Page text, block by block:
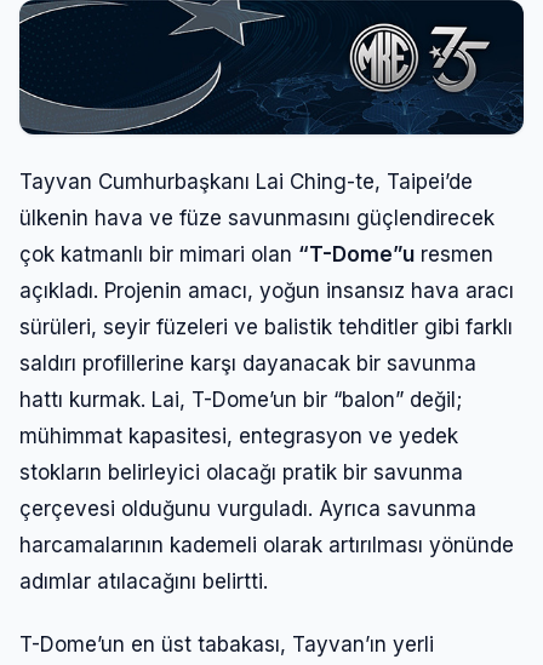
Tayvan Cumhurbaşkanı Lai Ching-te, Taipei’de
ülkenin hava ve füze savunmasını güçlendirecek
çok katmanlı bir mimari olan “T-Dome”u resmen
açıkladı. Projenin amacı, yoğun insansız hava aracı
sürüleri, seyir füzeleri ve balistik tehditler gibi farklı
saldırı profillerine karşı dayanacak bir savunma
hattı kurmak. Lai, T-Dome’un bir “balon” değil;
mühimmat kapasitesi, entegrasyon ve yedek
stokların belirleyici olacağı pratik bir savunma
çerçevesi olduğunu vurguladı. Ayrıca savunma
harcamalarının kademeli olarak artırılması yönünde
adımlar atılacağını belirtti.
T-Dome’un en üst tabakası, Tayvan’ın yerli